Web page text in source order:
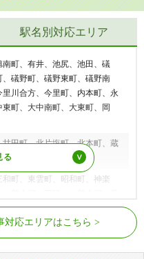
町、有井、池尻、池田、礒
礒野町、礒野東町、礒野南
川合方、今里町、内本町、永
町、大中南町、大東町、岡
田町、北片塩町、北本町、蔵
町、東雲町、昭和町、神楽
高田、築山、土庫（丁目）、
駅名別対応エリア
駅
駅、大和高田駅、松塚駅
対応エリアはこちら